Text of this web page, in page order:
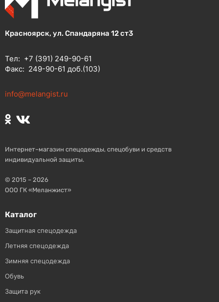
Красноярск, ул. Спандаряна 12 ст3
Тел: +7 (391) 249-90-61
Факс: 249-90-61 доб.(103)
info@melangist.ru
Интернет–магазин спецодежды, спецобуви и средств
индивидуальной защиты.
© 2015 – 2026
ООО ГК «Меланжист»
Каталог
Защитная спецодежда
Летняя спецодежда
Зимняя спецодежда
Обувь
Защита рук